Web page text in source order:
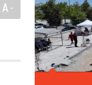
A-